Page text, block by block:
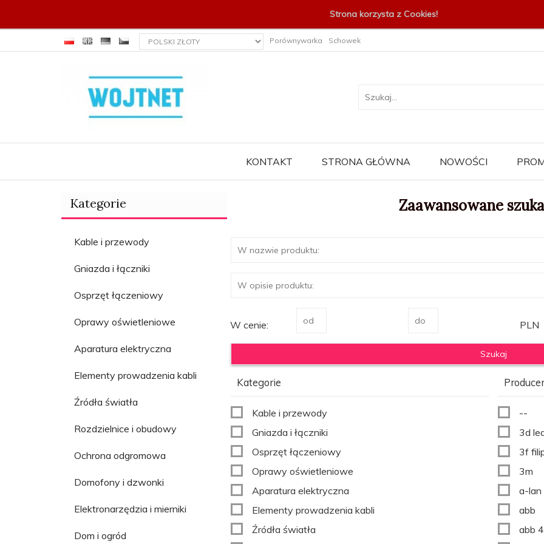
Strona korzysta z Cookies!
currency_h Porównywarka Schowek
KONTAKT STRONA GŁÓWNA NOWOŚCI
Kategorie
Kable i przewody
Gniazda i łączniki
Osprzęt łączeniowy
Oprawy oświetleniowe
Aparatura elektryczna
Elementy prowadzenia kabli
Źródła światła
Rozdzielnice i obudowy
Ochrona odgromowa
Domofony i dzwonki
Elektronarzędzia i mierniki
Dom i ogród
Zaawansowane
W cenie: PLN
Kategorie
Kable i przewody
Gniazda i łączniki
Osprzęt łączeniowy
Oprawy oświetleniowe
Aparatura elektryczna
Elementy prowadzenia kabli
Źródła światła
--
3d
3f
3m
a-lan
abb
abb 4